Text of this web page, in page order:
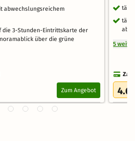
abwechslungsreichem
die 3-Stunden-Eintrittskarte der
über die grüne
Zum Angebot
5
4.6